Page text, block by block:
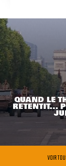
QUAND LE
RETENTIT...
VOIR